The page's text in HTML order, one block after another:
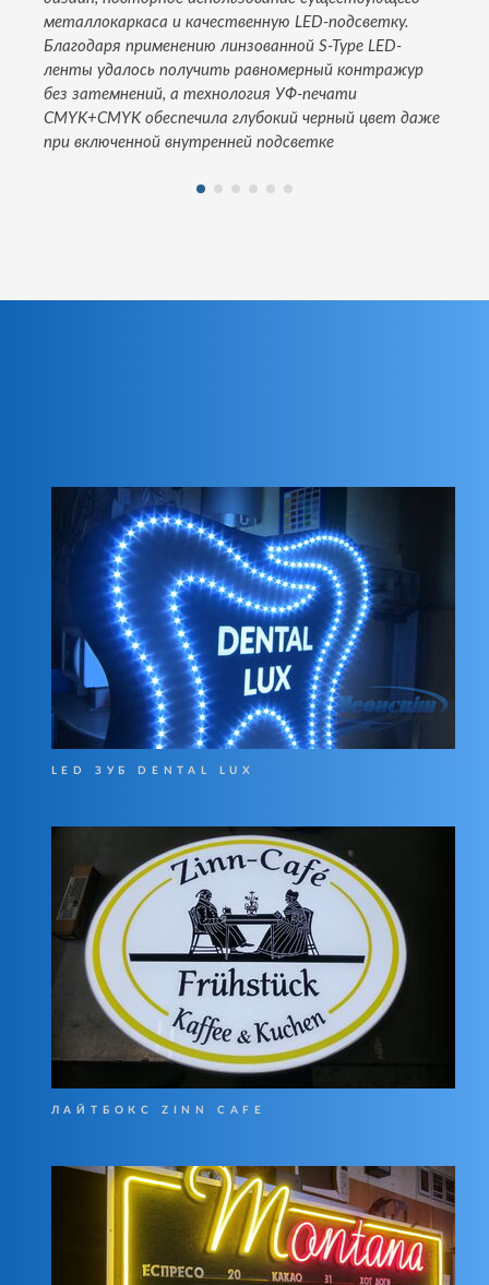
металлокаркаса и качественную LED-подсветку.
Благодаря применению линзованной S-Type LED-
ленты удалось получить равномерный контражур
без затемнений, а технология УФ-печати
CMYK+CMYK обеспечила глубокий черный цвет даже
при включенной внутренней подсветке
LED ЗУБ DENTAL LUX
ЛАЙТБОКС ZINN CAFE